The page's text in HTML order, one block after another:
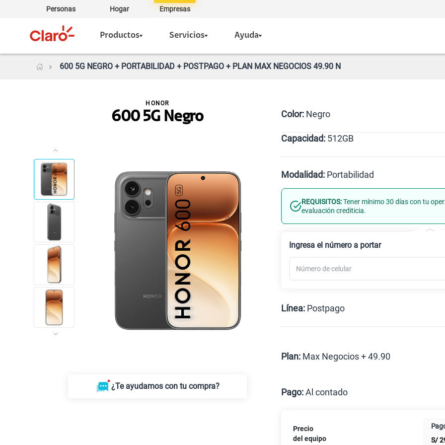
Personas Hogar Empresas
Productos Servicios Ayuda
600 5G NEGRO + PORTABILIDAD + POSTPAGO + PLAN MAX NEGOCIOS 49.90 N
600 5G Negro
HONOR
¿Te ayudamos con tu compra?
Color: Negro
Naranja
Capacidad: 512GB
Modalidad: Portabilidad
Línea Nueva Portabilidad
REQUISITOS:Tener mínimo 30 días con tu
evaluación crediticia.
Ingresa el número a portar
Línea: Postpago
Plan: Max Negocios + 49.90
Paga solo
Pago:Al contado
Cuotas
Precio
del equipo
S/